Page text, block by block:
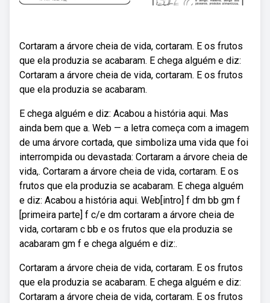
Cortaram a árvore cheia de vida, cortaram. E os frutos
que ela produzia se acabaram. E chega alguém e diz:
Cortaram a árvore cheia de vida, cortaram. E os frutos
que ela produzia se acabaram.
E chega alguém e diz: Acabou a história aqui. Mas
ainda bem que a. Web — a letra começa com a imagem
de uma árvore cortada, que simboliza uma vida que foi
interrompida ou devastada: Cortaram a árvore cheia de
vida,. Cortaram a árvore cheia de vida, cortaram. E os
frutos que ela produzia se acabaram. E chega alguém
e diz: Acabou a história aqui. Web[intro] f dm bb gm f
[primeira parte] f c/e dm cortaram a árvore cheia de
vida, cortaram c bb e os frutos que ela produzia se
acabaram gm f e chega alguém e diz:.
Cortaram a árvore cheia de vida, cortaram. E os frutos
que ela produzia se acabaram. E chega alguém e diz:
Cortaram a árvore cheia de vida, cortaram. E os frutos